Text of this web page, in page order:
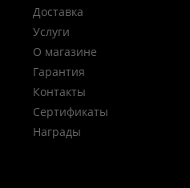
Доставка
Услуги
О магазине
Гарантия
Контакты
Сертификаты
Награды